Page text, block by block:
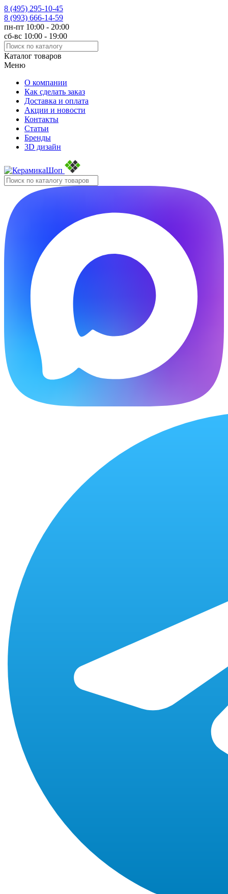
8 (495) 295-10-45
8 (993) 666-14-59
пн-пт 10:00 - 20:00
сб-вс 10:00 - 19:00
Каталог товаров
Меню
О компании
Как сделать заказ
Доставка и оплата
Акции и новости
Контакты
Статьи
Бренды
3D дизайн